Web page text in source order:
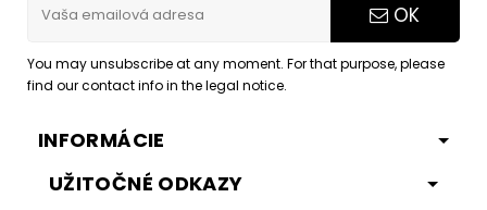
OK
You may unsubscribe at any moment. For that purpose, please
find our contact info in the legal notice.
INFORMÁCIE
UŽITOČNÉ ODKAZY